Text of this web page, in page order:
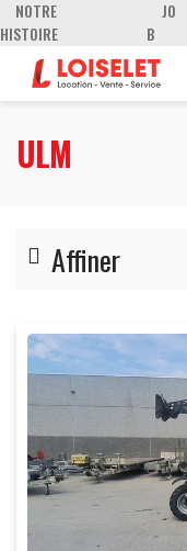
NOTRE
HISTOIRE
JO
B
ULM
Affiner
4-5m